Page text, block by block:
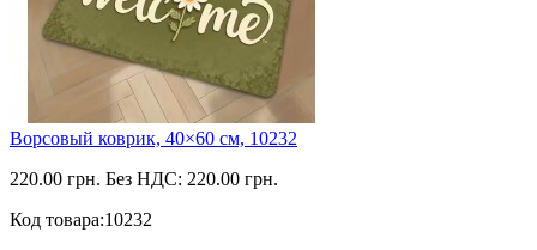
Ворсовый коврик, 40×60 см, 10232
220.00 грн. Без НДС: 220.00 грн.
Код товара:10232